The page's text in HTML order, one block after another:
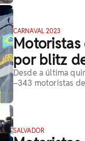
CARNAVAL 2023
por blitz
Desde a última
–343 motoristas
SALVADOR